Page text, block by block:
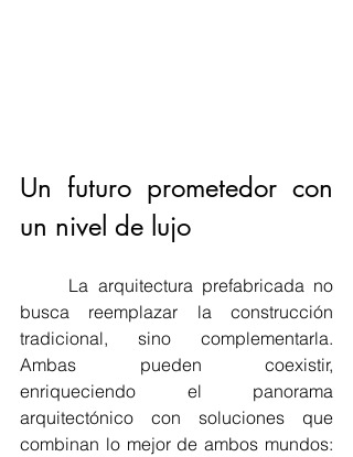
Un futuro prometedor con
un nivel de lujo
busca reemplazar la construcción
tradicional, sino complementarla.
Ambas pueden coexistir,
enriqueciendo el panorama
arquitectónico con soluciones que
combinan lo mejor de ambos mundos: